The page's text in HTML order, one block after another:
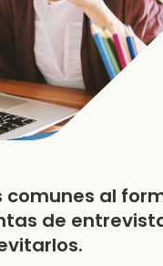
comunes al
de